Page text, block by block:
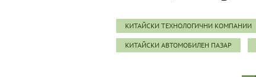
КИТАЙСКИ ТЕХНОЛОГИЧНИ КОМПАНИИ
КИТАЙСКИ АВТОМОБИЛЕН ПАЗАР